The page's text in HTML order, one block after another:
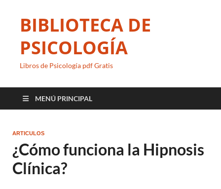
BIBLIOTECA DE
PSICOLOGÍA
Libros de Psicología pdf Gratis
MENÚ PRINCIPAL
ARTICULOS
¿Cómo funciona la Hipnosis
Clínica?